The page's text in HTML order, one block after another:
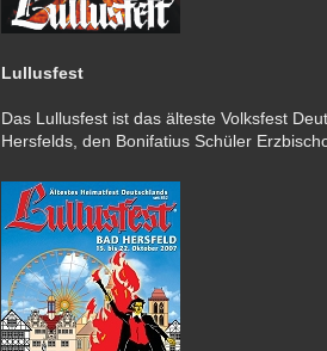
Lullusfest
Das Lullusfest ist das älteste Volksfest
Hersfelds, den Bonifatius Schüler